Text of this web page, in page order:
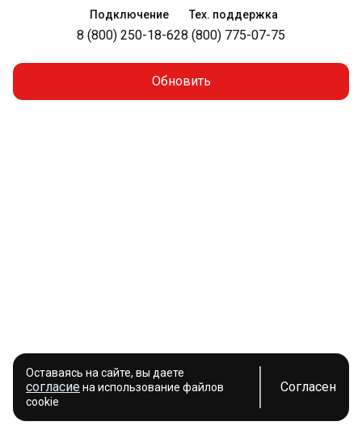
Подключение
8 (800) 250-18-62
Тех. поддержка
8 (800) 775-07-75
Обновить
Оставаясь на сайте, вы даете
согласиена использование файлов
cookie
Согласен